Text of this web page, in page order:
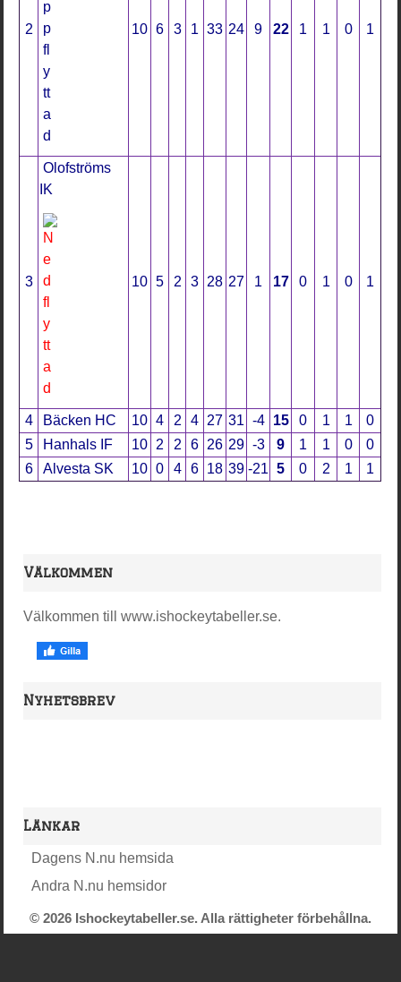
2 10 6 3 1 33 24 9 22 1 1 0 1
3
Olofströms
IK
10 5 2 3 28 27 1 17 0 1 0 1
4 Bäcken HC 10 4 2 4 27 31 -4 15 0 1 1
0
5
Hanhals IF 10 2 2 6 26 29 -3 9 1 1 0
0
6
Alvesta SK 10 0 4 6 18 39 -21 5 0 2 1 1
Välkommen
Välkommen till www.ishockeytabeller.se.
Nyhetsbrev
Länkar
Dagens N.nu hemsida
Andra N.nu hemsidor
© 2026 Ishockeytabeller.se. Alla rättigheter förbehållna.